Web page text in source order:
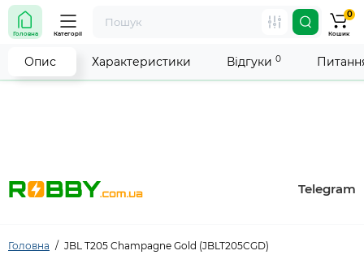
Увага! Роботу магазину тимчасово припинено. Ми
робимо все можливе, щоб відновити прийом
замовлень якнайшвидше.
Telegram
Головна Категорії
0
Кошик
Головна JBL T205 Champagne Gold (JBLT205CGD)
Опис Характеристики Відгуки 0